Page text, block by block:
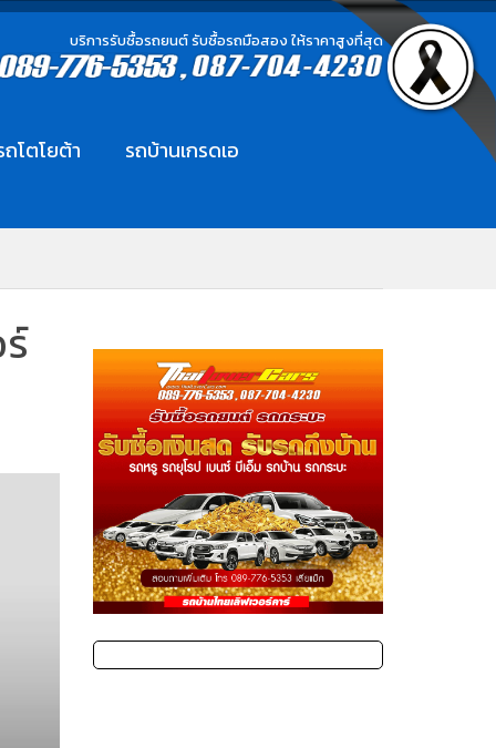
บริการรับซื้อรถยนต์ รับซื้อรถมือสอง ให้ราคาสูงที่สุด
โตโยต้า รถบ้านเกรดเอ